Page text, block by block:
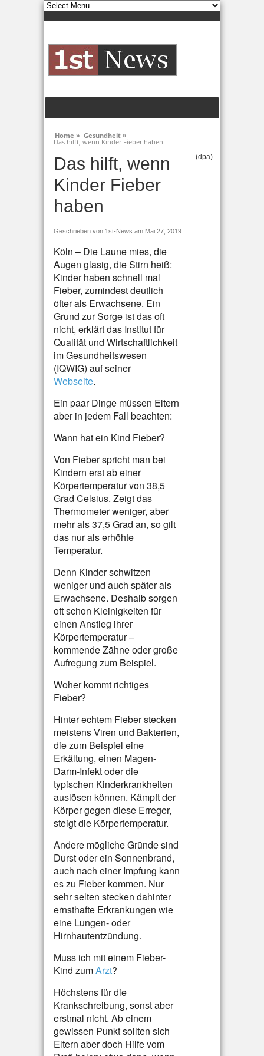
Home » Gesundheit »
Das hilft, wenn Kinder Fieber haben
Das hilft, wenn
Kinder Fieber
haben
(dpa)
Geschrieben von 1st-News am Mai 27, 2019
Köln – Die Laune mies, die
Augen glasig, die Stirn heiß:
Kinder haben schnell mal
Fieber, zumindest deutlich
öfter als Erwachsene. Ein
Grund zur Sorge ist das oft
nicht, erklärt das Institut für
Qualität und Wirtschaftlichkeit
im Gesundheitswesen
(IQWIG) auf seiner
Webseite.
Ein paar Dinge müssen Eltern
aber in jedem Fall beachten:
Wann hat ein Kind Fieber?
Von Fieber spricht man bei
Kindern erst ab einer
Körpertemperatur von 38,5
Grad Celsius. Zeigt das
Thermometer weniger, aber
mehr als 37,5 Grad an, so gilt
das nur als erhöhte
Temperatur.
Denn Kinder schwitzen
weniger und auch später als
Erwachsene. Deshalb sorgen
oft schon Kleinigkeiten für
einen Anstieg ihrer
Körpertemperatur –
kommende Zähne oder große
Aufregung zum Beispiel.
Woher kommt richtiges
Fieber?
Hinter echtem Fieber stecken
meistens Viren und Bakterien,
die zum Beispiel eine
Erkältung, einen Magen-
Darm-Infekt oder die
typischen Kinderkrankheiten
auslösen können. Kämpft der
Körper gegen diese Erreger,
steigt die Körpertemperatur.
Andere mögliche Gründe sind
Durst oder ein Sonnenbrand,
auch nach einer Impfung kann
es zu Fieber kommen. Nur
sehr selten stecken dahinter
ernsthafte Erkrankungen wie
eine Lungen- oder
Hirnhautentzündung.
Muss ich mit einem Fieber-
Kind zumArzt?
Höchstens für die
Krankschreibung, sonst aber
erstmal nicht. Ab einem
gewissen Punkt sollten sich
Eltern aber doch Hilfe vom